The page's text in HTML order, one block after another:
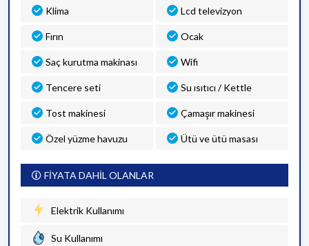
Klima Lcd televizyon
Fırın Ocak
Saç kurutma makinası Wifi
Tencere seti Su ısıtıcı / Kettle
Tost makinesi Çamaşır makinesi
Özel yüzme havuzu Ütü ve ütü masası
FİYATA DAHİL OLANLAR
Elektrik Kullanımı
Su Kullanımı